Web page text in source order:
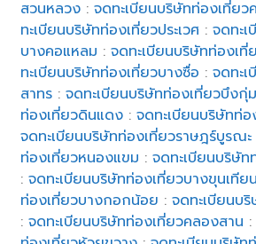
สวนหลวง :จดทะเบียนบริษัทท่องเที่ยว
ทะเบียนบริษัทท่องเที่ยวประเวศ :จดทะ
บางคอแหลม :จดทะเบียนบริษัทท่องเที่
ทะเบียนบริษัทท่องเที่ยวบางซื่อ :จดทะ
สาทร :จดทะเบียนบริษัทท่องเที่ยวบึงกุ่ม
ท่องเที่ยวดินแดง :จดทะเบียนบริษัทท่
จดทะเบียนบริษัทท่องเที่ยวราษฎร์บูรณะ
ท่องเที่ยวหนองแขม :จดทะเบียนบริษั
:จดทะเบียนบริษัทท่องเที่ยวบางขุนเทียน
ท่องเที่ยวบางกอกน้อย :จดทะเบียนบ
:จดทะเบียนบริษัทท่องเที่ยวคลองสาน